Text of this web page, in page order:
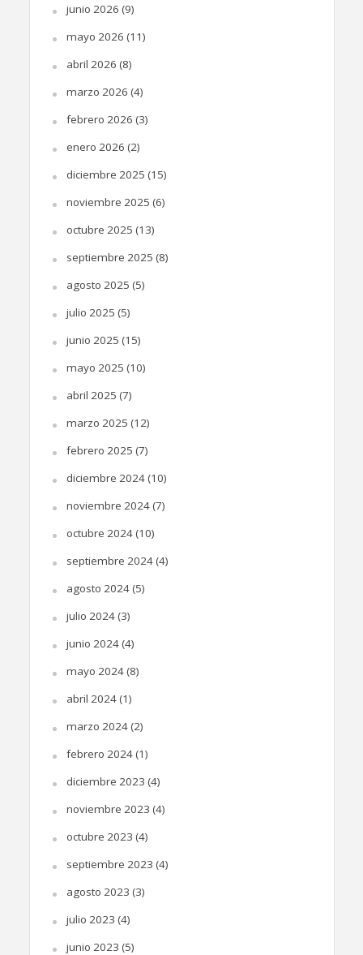
junio 2026 (9)
mayo 2026 (11)
abril 2026 (8)
marzo 2026 (4)
febrero 2026 (3)
enero 2026 (2)
diciembre 2025 (15)
noviembre 2025 (6)
octubre 2025 (13)
septiembre 2025 (8)
agosto 2025 (5)
julio 2025 (5)
junio 2025 (15)
mayo 2025 (10)
abril 2025 (7)
marzo 2025 (12)
febrero 2025 (7)
diciembre 2024(10)
noviembre 2024(7)
octubre 2024(10)
septiembre 2024(4)
agosto 2024(5)
julio 2024(3)
junio 2024(4)
mayo 2024(8)
abril 2024(1)
marzo 2024(2)
febrero 2024(1)
diciembre 2023 (4)
noviembre 2023 (4)
octubre 2023 (4)
septiembre 2023 (4)
agosto 2023 (3)
julio 2023 (4)
junio 2023 (5)